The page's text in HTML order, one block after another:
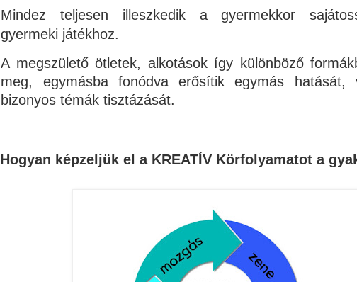
Mindez teljesen illeszkedik a gyermekkor
gyermeki játékhoz.
A megszülető ötletek, alkotások így különböző
meg, egymásba fonódva erősítik egymás hatását,
bizonyos témák tisztázását.
Hogyan képzeljük el a KREATÍV Körfolyamatot a